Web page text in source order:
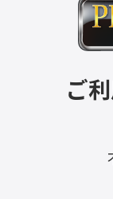
ご